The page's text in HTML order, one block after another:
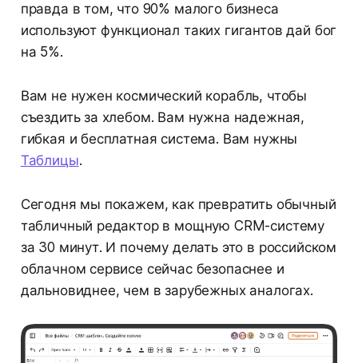
правда в том, что 90% малого бизнеса
используют функционал таких гигантов дай бог
на 5%.
Вам не нужен космический корабль, чтобы
съездить за хлебом. Вам нужна надежная,
гибкая и бесплатная система. Вам нужны
Таблицы.
Сегодня мы покажем, как превратить обычный
табличный редактор в мощную CRM-систему
за 30 минут. И почему делать это в российском
облачном сервисе сейчас безопаснее и
дальновиднее, чем в зарубежных аналогах.